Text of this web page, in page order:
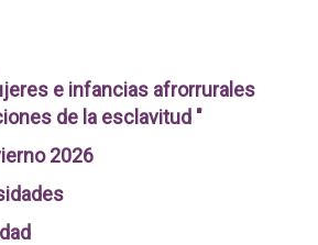
e infancias afrorrurales
de la esclavitud "
2026